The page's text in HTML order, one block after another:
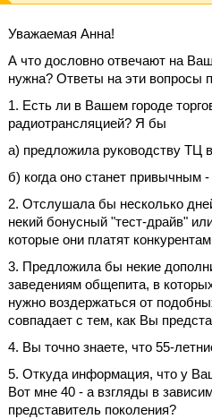
Уважаемая Анна!
А что дословно отвечают на
нужна? Ответы на эти вопросы
1. Есть ли в Вашем городе
радиотрансляцией? Я бы
а) предложила руководству ТЦ
б) когда оно станет
2. Отслушала бы несколько
некий бонусный "тест-драйв"
которые они платят
3. Предложила бы некие
заведениям общепита, в
нужно воздержаться от
совпадает с тем, как Вы
4. Вы точно знаете, что 55-
5. Откуда информация, что у
Вот мне 40 - а взгляды в
представитель поколения?